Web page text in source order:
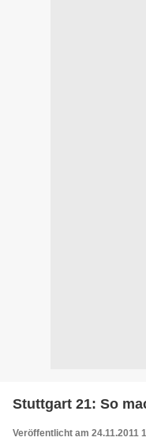
Stuttgart 21: So
Veröffentlicht am 24.11.2011